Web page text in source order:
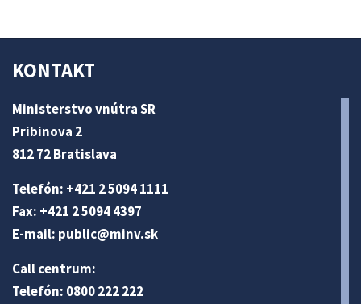
KONTAKT
Ministerstvo vnútra SR
Pribinova 2
812 72 Bratislava
Telefón: +421 2 5094 1111
Fax: +421 2 5094 4397
E-mail: public@minv.sk
Call centrum:
Telefón: 0800 222 222